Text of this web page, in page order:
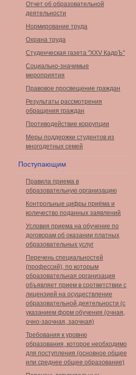
Отчет об образовательной
деятельности
Нормирование труда
Охрана труда
Студенческая газета "XXV КадрЪ"
Социально-значимые
мероприятия
Правовое просвещение граждан
Результаты рассмотрения
обращения граждан
Противодействие коррупции
Меры поддержки студентов из
многодетных семей
Поступающим
Правила приема в
образовательную организацию
Контрольные цифры приёма и
количество поданных заявлений
Условия приема на обучение по
договорам об оказании платных
образовательных услуг
Перечень специальностей
(профессий), по которым
образовательная организация
объявляет прием в соответствии с
лицензией на осуществление
образовательной деятельности (с
указанием форм обучения (очная,
очно-заочная, заочная)
Требования к уровню
образования, которое необходимо
для поступления (основное общее
или среднее общее образование)